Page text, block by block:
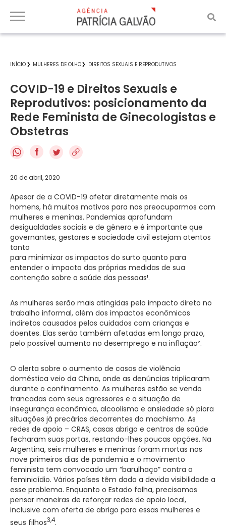
INÍCIO MULHERES DE OLHO DIREITOS SEXUAIS E REPRODUTIVOS
COVID-19 e Direitos Sexuais e
Reprodutivos: posicionamento da
Rede Feminista de Ginecologistas e
Obstetras
f
20 de abril, 2020
Apesar de a COVID-19 afetar diretamente mais os
homens, há muitos motivos para nos preocuparmos com
mulheres e meninas. Pandemias aprofundam
desigualdades sociais e de gênero e é importante que
governantes, gestores e sociedade civil estejam atentos
tanto
para minimizar os impactos do surto quanto para
entender o impacto das próprias medidas de sua
contenção sobre a saúde das pessoas¹.
As mulheres serão mais atingidas pelo impacto direto no
trabalho informal, além dos impactos econômicos
indiretos causados pelos cuidados com crianças e
doentes. Elas serão também afetadas em longo prazo,
pelo possível aumento no desemprego e na inflação².
O alerta sobre o aumento de casos de violência
doméstica veio da China, onde as denúncias triplicaram
durante o confinamento. As mulheres estão se vendo
trancadas com seus agressores e a situação de
insegurança econômica, alcoolismo e ansiedade só piora
situações já precárias decorrentes do machismo. As
redes de apoio – CRAS, casas abrigo e centros de saúde
fecharam suas portas, restando-lhes poucas opções. Na
Argentina, seis mulheres e meninas foram mortas nos
nove primeiros dias de pandemia e o movimento
feminista tem convocado um “barulhaço” contra o
feminicídio. Vários países têm dado a devida visibilidade a
esse problema. Enquanto o Estado falha, precisamos
pensar maneiras de reforçar redes de apoio local,
inclusive com oferta de abrigo para essas mulheres e
seus filhos3,4.